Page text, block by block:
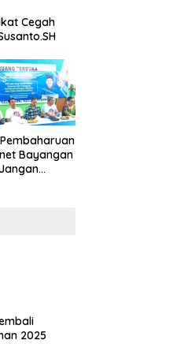
Cegah
Bayangan
Gibran
2025